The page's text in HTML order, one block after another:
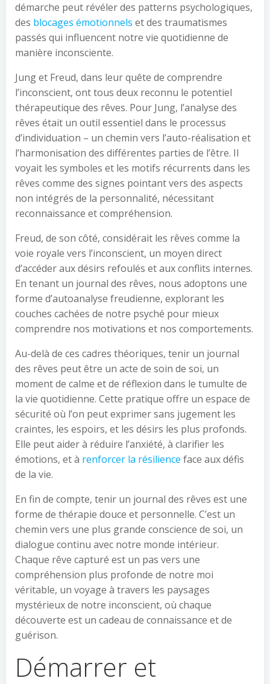
démarche peut révéler des patterns psychologiques,
des blocages émotionnels et des traumatismes
passés qui influencent notre vie quotidienne de
manière inconsciente.
Jung et Freud, dans leur quête de comprendre
l’inconscient, ont tous deux reconnu le potentiel
thérapeutique des rêves. Pour Jung, l’analyse des
rêves était un outil essentiel dans le processus
d’individuation – un chemin vers l’auto-réalisation et
l’harmonisation des différentes parties de l’être. Il
voyait les symboles et les motifs récurrents dans les
rêves comme des signes pointant vers des aspects
non intégrés de la personnalité, nécessitant
reconnaissance et compréhension.
Freud, de son côté, considérait les rêves comme la
voie royale vers l’inconscient, un moyen direct
d’accéder aux désirs refoulés et aux conflits internes.
En tenant un journal des rêves, nous adoptons une
forme d’autoanalyse freudienne, explorant les
couches cachées de notre psyché pour mieux
comprendre nos motivations et nos comportements.
Au-delà de ces cadres théoriques, tenir un journal
des rêves peut être un acte de soin de soi, un
moment de calme et de réflexion dans le tumulte de
la vie quotidienne. Cette pratique offre un espace de
sécurité où l’on peut exprimer sans jugement les
craintes, les espoirs, et les désirs les plus profonds.
Elle peut aider à réduire l’anxiété, à clarifier les
émotions, et à renforcer la résilience face aux défis
de la vie.
En fin de compte, tenir un journal des rêves est une
forme de thérapie douce et personnelle. C’est un
chemin vers une plus grande conscience de soi, un
dialogue continu avec notre monde intérieur.
Chaque rêve capturé est un pas vers une
compréhension plus profonde de notre moi
véritable, un voyage à travers les paysages
mystérieux de notre inconscient, où chaque
découverte est un cadeau de connaissance et de
guérison.
Démarrer et